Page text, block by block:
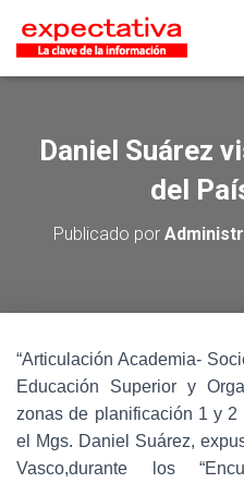
Daniel Suárez
del
Publicado por
“Articulación Academia-
Educación Superior y
zonas de planificación 1 y 2
el Mgs. Daniel Suárez,
Vasco,durante los